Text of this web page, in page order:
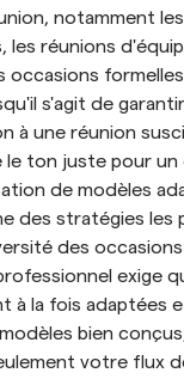
notamment
les réunions
occasions
s'agit de
à une réunion
ton juste pour un
de modèles
des stratégies les
des
exige
à la fois adaptées
bien
votre flux